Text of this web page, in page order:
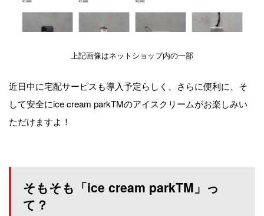
上記画像はネットショップ内の一部
近日中に宅配サービスも導入予定らしく、さらに便利に、そ
して安全にice cream parkTMのアイスクリームがお楽しみい
ただけますよ！
そもそも「ice cream parkTM」っ
て？